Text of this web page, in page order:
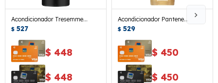
Acondicionador Tresemme
880ml Kera Antifrizz
$ 527
$ 448
$ 448
Acondicionador Pantene
Equilibrio Raiz Y Puntas 250ml.
$ 529
$ 450
$ 450